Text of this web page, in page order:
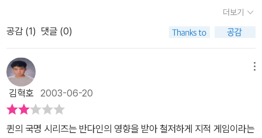
다...라고도 할 수 있고 반대로 속이 시원하다고 할 수 도 있습니다.드
루리 할아버지가 매번 속세가 싫어...하면서 쓸쓸히 등을 돌리는 것에
비하면 엘러리는 매권 진화하는 기분입니다. 머리도 감성도 ~
더보기
공감 (1) 댓글 (0)
김혁호 2003-06-20
퀸의 국명 시리즈는 반다인의 영향을 받아 철저하게 지적 게임이라는